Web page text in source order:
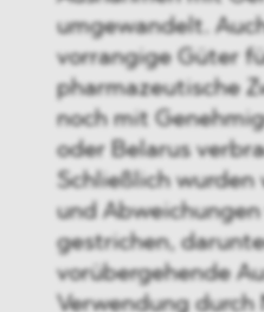
umgewandelt.
vorrangige Güter
pharmazeutische
noch mit
oder Belarus
Schließlich wurden
und
gestrichen,
vorübergehende
Verwendung